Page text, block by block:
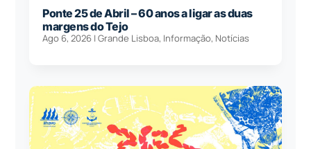
Ponte 25 de Abril – 60 anos a ligar as duas
margens do Tejo
Ago 6, 2026 |Grande Lisboa, Informação, Notícias